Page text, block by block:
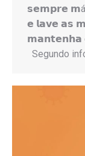
𝘀𝗲𝗺𝗽𝗿𝗲
𝗲 𝗹𝗮𝘃𝗲 𝗮𝘀
𝗺𝗮𝗻𝘁𝗲𝗻𝗵𝗮
Segundo